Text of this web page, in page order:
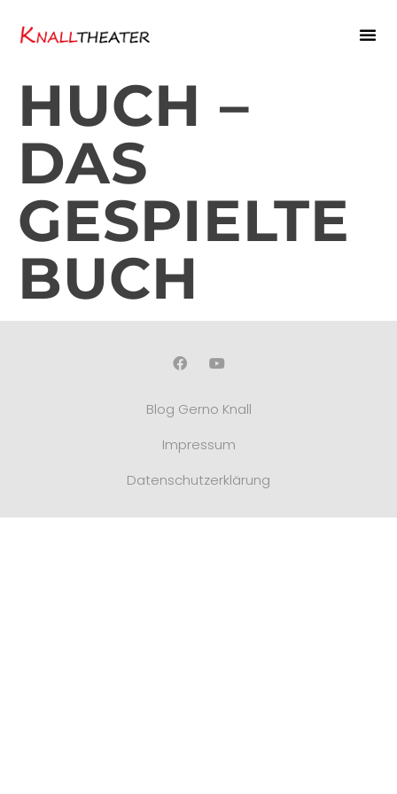
HUCH –
DAS
GESPIELTE
BUCH
Blog Gerno Knall
Impressum
Datenschutzerklärung